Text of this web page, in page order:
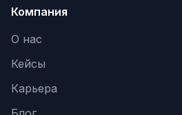
Компания
О нас
Кейсы
Карьера